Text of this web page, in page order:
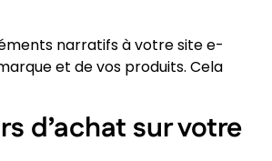
narratifs à votre site e-
et de vos produits. Cela
d’achat sur votre